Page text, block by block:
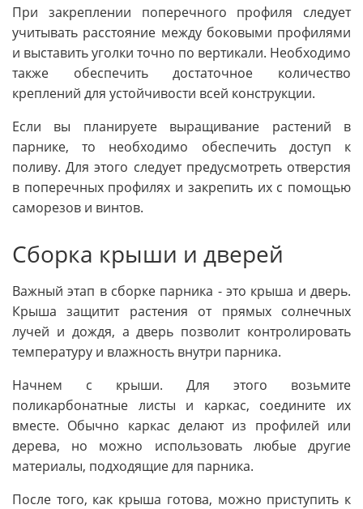
При закреплении поперечного профиля следует
учитывать расстояние между боковыми профилями
и выставить уголки точно по вертикали. Необходимо
также обеспечить достаточное количество
креплений для устойчивости всей конструкции.
Если вы планируете выращивание растений в
парнике, то необходимо обеспечить доступ к
поливу. Для этого следует предусмотреть отверстия
в поперечных профилях и закрепить их с помощью
саморезов и винтов.
Сборка крыши и дверей
Важный этап в сборке парника - это крыша и дверь.
Крыша защитит растения от прямых солнечных
лучей и дождя, а дверь позволит контролировать
температуру и влажность внутри парника.
Начнем с крыши. Для этого возьмите
поликарбонатные листы и каркас, соедините их
вместе. Обычно каркас делают из профилей или
дерева, но можно использовать любые другие
материалы, подходящие для парника.
После того, как крыша готова, можно приступить к